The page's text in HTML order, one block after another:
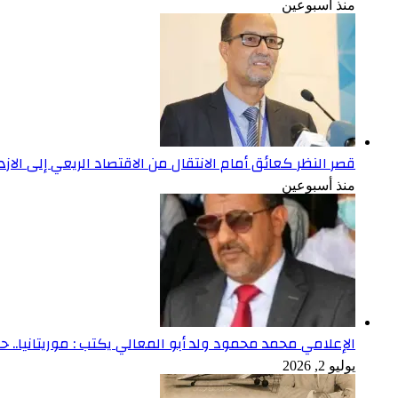
منذ أسبوعين
قصر النظر كعائق أمام الانتقال من الاقتصاد الريعي إلى
منذ أسبوعين
الإعلامي محمد محمود ولد أبو المعالي يكتب : موريتانيا..
يوليو 2, 2026